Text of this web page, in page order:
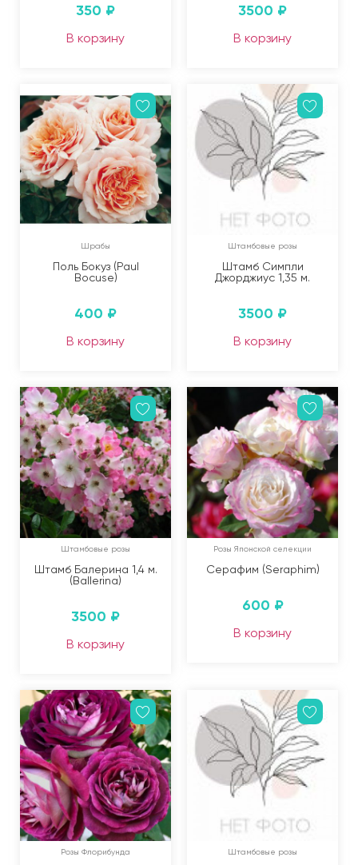
350 ₽
В корзину
3500 ₽
В корзину
Шрабы
Поль Бокуз (Paul
Bocuse)
400 ₽
В корзину
Штамбовые розы
Штамб Симпли
Джорджиус 1,35 м.
3500 ₽
В корзину
Штамбовые розы
Штамб Балерина 1,4 м.
(Ballerina)
3500 ₽
В корзину
Розы Японской селекции
Серафим (Seraphim)
600 ₽
В корзину
Розы Флорибунда Штамбовые розы